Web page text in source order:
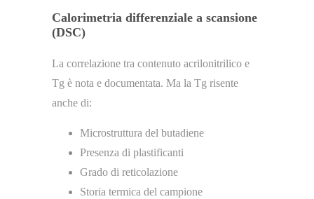
Calorimetria differenziale a scansione
(DSC)
La correlazione tra contenuto acrilonitrilico e
Tg è nota e documentata. Ma la Tg risente
anche di:
Microstruttura del butadiene
Presenza di plastificanti
Grado di reticolazione
Storia termica del campione